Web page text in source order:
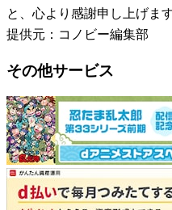
と、心より感謝申し上げます
提供元：コノビー編集部
その他サービス